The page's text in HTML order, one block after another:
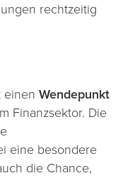
rechtzeitig
einen Wendepunkt
Finanzsektor. Die
eine besondere
die Chance,